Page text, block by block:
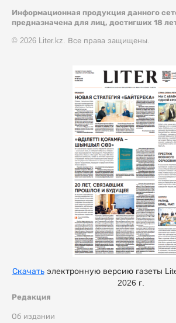
Информационная продукция данного
предназначена для лиц, достигших 18
© 2026 Liter.kz. Все права защищены.
Редакция
Об издании
Скачатьэлектронную версию газеты
2026 г.